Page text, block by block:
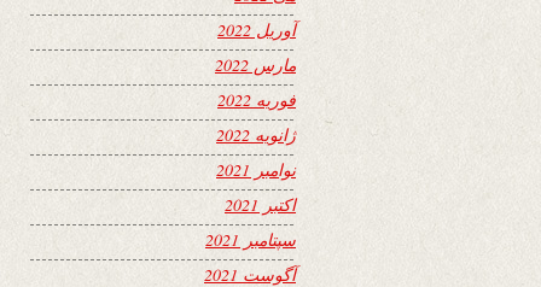
آوریل 2022
مارس 2022
فوریه 2022
ژانویه 2022
نوامبر 2021
اکتبر 2021
سپتامبر 2021
آگوست 2021